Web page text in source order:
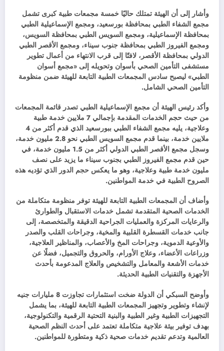
وأشار إلى أن الهيئة تمتلك حاليًا خمسة مجمعات طبية كبرى تشمل
مجمع الشفاء الطبي بمحافظة بورسعيد، ومجمع الإسماعيلية الطبي
بمحافظة الإسماعيلية، ومجمع السويس الطبي بمحافظة السويس،
ومجمع الفيروز الطبي بمحافظة جنوب سيناء، ومجمع الأقصر الطبي
الدولي بمحافظة الأقصر، لافتًا إلى قرب الانتهاء من أعمال تطوير
مستشفى التأمين الصحي بأسوان وتحويله إلى «مجمع أسوان
الطبي» ليصبح سادس المجمعات الطبية التابعة للهيئة ضمن منظومة
التأمين الصحي الشامل.
وأكد رئيس الهيئة أن مجمع الإسماعيلية الطبي تصدر قائمة المجمعات
من حيث حجم الخدمات المقدمة بإجمالي 7 ملايين خدمة طبية
وعلاجية، يليه مجمع الشفاء الطبي ببورسعيد الذي قدم أكثر من 4
ملايين خدمة، بينما قدم مجمع السويس الطبي نحو 2.8 مليون خدمة،
وسجل مجمع الأقصر الطبي الدولي أكثر من 1.5 مليون خدمة، في
حين قدم مجمع الفيروز الطبي بجنوب سيناء ما يزيد على نصف
مليون خدمة طبية وعلاجية، وهو ما يعكس حجم الدور الذي تؤديه هذه
الصروح الطبية في خدمة المواطنين.
وأضاف أن المجمعات الطبية التابعة للهيئة توفر منظومة متكاملة من
الخدمات الصحية المتقدمة تشمل خدمات الاستقبال والطوارئ
والرعايات المركزة والعمليات الجراحية الدقيقة والمتخصصة، إلى
جانب خدمات القسطرة القلبية والمخية، وجراحات القلب والصدر
والأوعية الدموية، وجراحات المخ والأعصاب، والمناظير العلاجية،
وزراعات الأعضاء، وعلاج الأورام، والحروق والتجميل، فضلًا عن
خدمات الأشعة والمعامل والتشخيص والعلاج المدعومة بأحدث
الأجهزة والتقنيات الطبية الحديثة.
وأوضح السبكي أن الدولة ضخت استثمارات تجاوزت 8 مليارات جنيه
لإنشاء وتطوير وتجهيز المجمعات الطبية التابعة للهيئة، بما يشمل
التجهيزات الطبية وغير الطبية والبنية التحتية الرقمية والتكنولوجية،
بهدف توفير بيئة علاجية متكاملة تعتمد على أحدث النظم الصحية
العالمية وتدعم تقديم خدمات صحية ذكية ومتطورة للمواطنين.